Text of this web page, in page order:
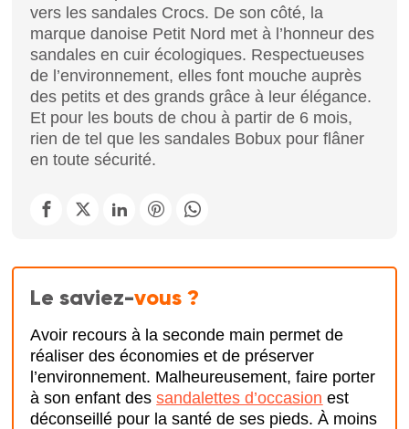
vers les sandales Crocs. De son côté, la
marque danoise Petit Nord met à l’honneur des
sandales en cuir écologiques. Respectueuses
de l’environnement, elles font mouche auprès
des petits et des grands grâce à leur élégance.
Et pour les bouts de chou à partir de 6 mois,
rien de tel que les sandales Bobux pour flâner
en toute sécurité.
Le saviez-vous ?
Avoir recours à la seconde main permet de
réaliser des économies et de préserver
l’environnement. Malheureusement, faire porter
à son enfant dessandalettes d’occasion est
déconseillé pour la santé de ses pieds. À moins